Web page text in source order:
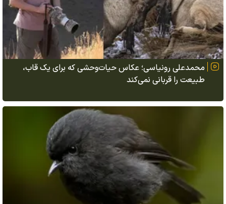
محمدعلی رونیاسی؛ عکاس حیات‌وحشی که برای یک قاب،
طبیعت را قربانی نمی‌کند